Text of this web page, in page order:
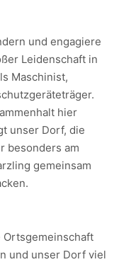
und engagiere
Leidenschaft in
Maschinist,
hier
unser Dorf, die
besonders am
gemeinsam
und unser Dorf viel